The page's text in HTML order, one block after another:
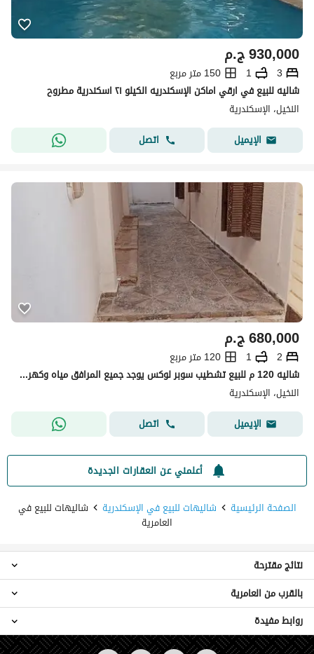
ج.م930,000
3
1
150 متر مربع
شاليه للبيع في ارقي اماكن الإسكندريه الكيلو ٢١ اسكندرية مطروح
النخيل، الإسكندرية
الإيميل
اتصل
ج.م680,000
2
1
120 متر مربع
شاليه 120 م للبيع تشطيب سوبر لوكس يوجد جميع المرافق مياه وكهرباء 2 نوم ريسبشن قطعتين مطبخ حمام ترأس جنينه بالإسكندرية العجمي الكيلو21 بشاطئ النخيل تالت نمره من البحر بموقع متميز جدا
النخيل، الإسكندرية
الإيميل
اتصل
أعلمني عن العقارات الجديدة
الصفحة الرئيسية
شاليهات للبيع في الإسكندرية شاليهات للبيع في
العامرية
فيلات للبيع في العامرية
شقق للبيع في العامرية
تاون هاوس للبيع في العامرية
توين هاوس للبيع في العامرية
نتائج مقترحة
شاليهات للبيع في عجمي
شاليهات للبيع في محطة الرمل
بالقرب من العامرية
روابط مفيدة